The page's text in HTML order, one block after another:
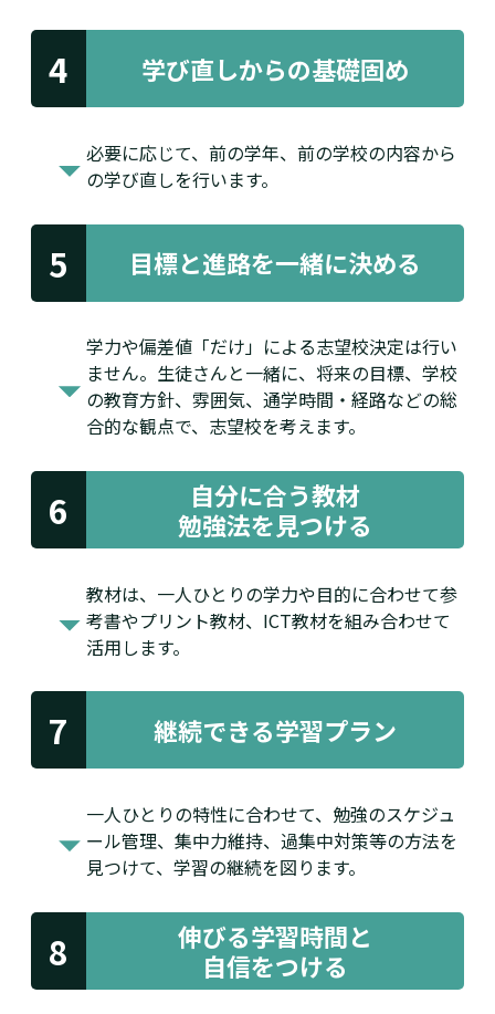
4 学び直しからの基礎固め
必要に応じて、前の学年、前の学校の内容から
の学び直しを行います。
5 目標と進路を一緒に決める
学力や偏差値「だけ」による志望校決定は行い
ません。生徒さんと一緒に、将来の目標、学校
の教育方針、雰囲気、通学時間・経路などの総
合的な観点で、志望校を考えます。
6
自分に合う教材
勉強法を見つける
教材は、一人ひとりの学力や目的に合わせて参
考書やプリント教材、ICT教材を組み合わせて
活用します。
7 継続できる学習プラン
一人ひとりの特性に合わせて、勉強のスケジュ
ール管理、集中力維持、過集中対策等の方法を
見つけて、学習の継続を図ります。
8
伸びる学習時間と
自信をつける